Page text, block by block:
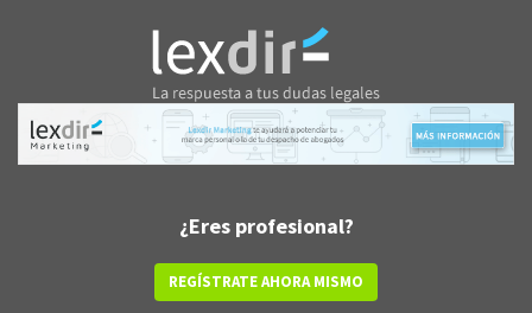
¿Eres profesional?
REGÍSTRATE AHORA MISMO